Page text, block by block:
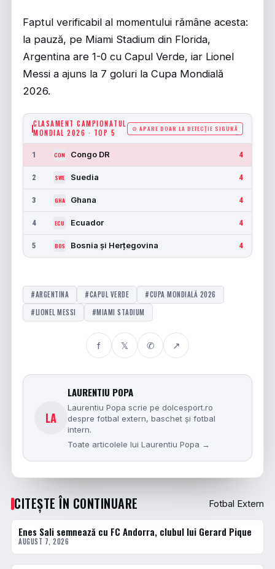
Faptul verificabil al momentului rămâne acesta:
la pauză, pe Miami Stadium din Florida,
Argentina are 1-0 cu Capul Verde, iar Lionel
Messi a ajuns la 7 goluri la Cupa Mondială
2026.
CLASAMENT CAMPIONATUL
MONDIAL 2026 · TOP 5
⚙ APARE DOAR LA DETECȚIE SIGURĂ
1 CON Congo DR 4
2 SWE Suedia 4
3 GHA Ghana 4
4 ECU Ecuador 4
5 BOS Bosnia și Herțegovina 4
#ARGENTINA #CAPUL VERDE
#CUPA MONDIALĂ 2026
#LIONEL MESSI
#MIAMI STADIUM
f 𝕏 ✆ ↗
LA
LAURENTIU POPA
Laurentiu Popa scrie pe dolcesport.ro
despre fotbal extern, baschet și fotbal
intern.
Toate articolele lui Laurentiu Popa →
CITEȘTE ÎN CONTINUARE Fotbal Extern
FOTBAL EXTERN
Enes Sali semnează cu FC Andorra, clubul lui Gerard Pique
AUGUST 7, 2026